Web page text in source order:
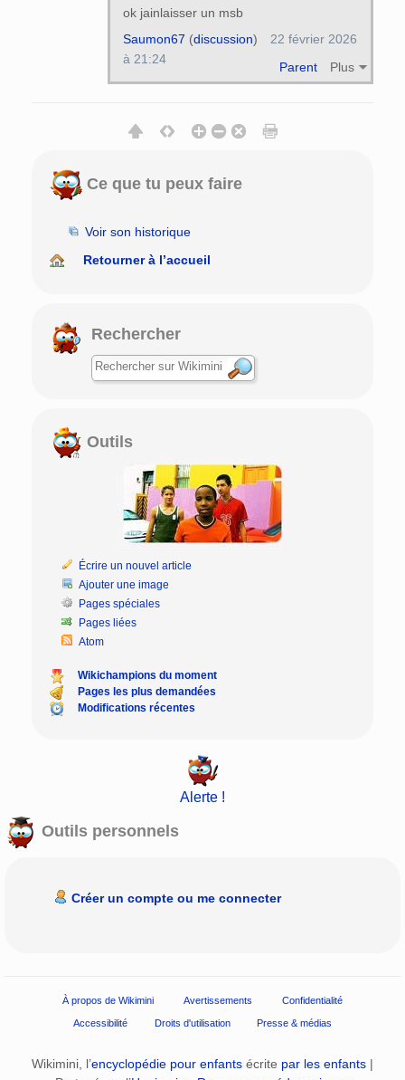
ok jainlaisser un msb
Parent Plus
Saumon67 (discussion)
22 février 2026
à 21:24
Ce que tu peux faire
Voir son historique
Retourner à l’accueil
Rechercher
Outils
Écrire un nouvel article
Ajouter une image
Pages spéciales
Pages liées
Atom
Wikichampions du moment
Pages les plus demandées
Modifications récentes
Alerte !
Outils personnels
Créer un compte ou me connecter
À propos de Wikimini Avertissements Confidentialité
Accessibilité Droits d'utilisation Presse & médias
Wikimini, l’encyclopédie pour enfants écrite par les enfants |